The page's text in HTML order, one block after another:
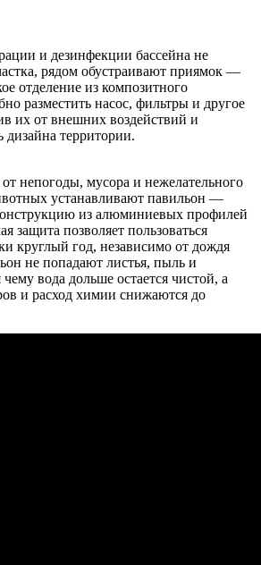
и дезинфекции бассейна не
рядом обустраивают приямок —
отделение из композитного
разместить насос, фильтры и другое
их от внешних воздействий и
дизайна территории.
непогоды, мусора и нежелательного
устанавливают павильон —
из алюминиевых профилей
защита позволяет пользоваться
круглый год, независимо от дождя
не попадают листья, пыль и
вода дольше остается чистой, а
и расход химии снижаются до